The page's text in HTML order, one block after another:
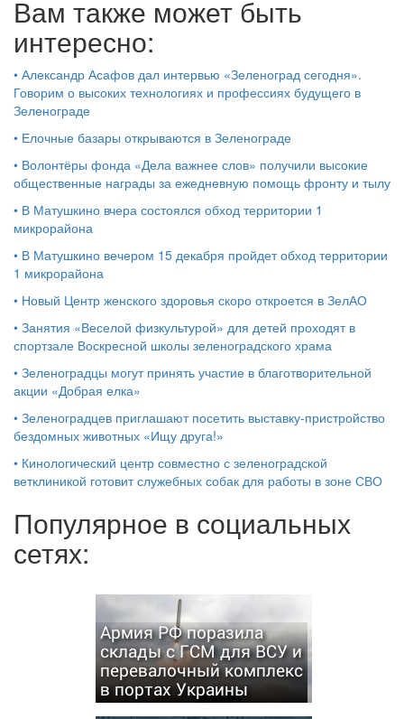
Вам также может быть
интересно:
• Александр Асафов дал интервью «Зеленоград сегодня».
Говорим о высоких технологиях и профессиях будущего в
Зеленограде
• Елочные базары открываются в Зеленограде
• Волонтёры фонда «Дела важнее слов» получили высокие
общественные награды за ежедневную помощь фронту и тылу
• В Матушкино вчера состоялся обход территории 1
микрорайона
• В Матушкино вечером 15 декабря пройдет обход территории
1 микрорайона
• Новый Центр женского здоровья скоро откроется в ЗелАО
• Занятия «Веселой физкультурой» для детей проходят в
спортзале Воскресной школы зеленоградского храма
• Зеленоградцы могут принять участие в благотворительной
акции «Добрая елка»
• Зеленоградцев приглашают посетить выставку-пристройство
бездомных животных «Ищу друга!»
• Кинологический центр совместно с зеленоградской
ветклиникой готовит служебных собак для работы в зоне СВО
Популярное в социальных
сетях:
Армия РФ поразила
склады с ГСМ для ВСУ и
перевалочный комплекс
в портах Украины